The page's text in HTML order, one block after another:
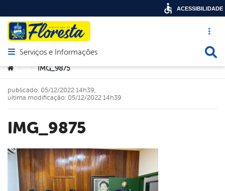
Acesso
Abrir menu principal de navegação
Serviços e Informações
Você está aqui:
> > IMG_9875
IMG_9875
publicado: 05/12/2022 14h39,
última modificação: 05/12/2022 14h39
ACESSIBILIDADE